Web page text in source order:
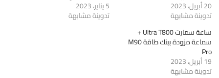
20 أبريل، 2023
تدوينة مشابهة
5 يناير، 2023
تدوينة مشابهة
ساعة سمارت Ultra T800 +
سماعة مزودة ببنك طاقة M90
Pro
19 أبريل، 2023
تدوينة مشابهة